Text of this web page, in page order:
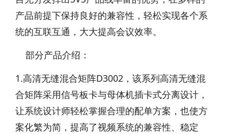
产品前提下保持良好的兼容性，轻松实现各个系
统的互联互通，大大提高会议效率。
部分产品介绍：
1.高清无缝混合矩阵D3002，该系列高清无缝混
合矩阵采用信号板卡与母体机插卡式分离设计，
让系统设计师轻松掌握合理的配单方案，也使方
案化繁为简，提高了视频系统的兼容性、稳定